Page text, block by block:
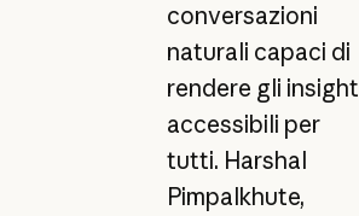
conversazioni
naturali capaci di
rendere gli insight
accessibili per
tutti. Harshal
Pimpalkhute,